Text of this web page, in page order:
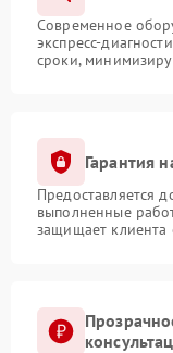
Современное
экспресс-
сроки,
Гарантия
Предоставляется
выполненные
защищает клиента